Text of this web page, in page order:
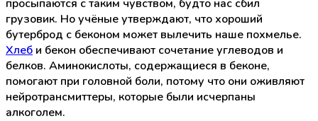
просыпаются с таким чувством, будто нас сбил
грузовик. Но учёные утверждают, что хороший
бутерброд с беконом может вылечить наше похмелье.
Хлеб и бекон обеспечивают сочетание углеводов и
белков. Аминокислоты, содержащиеся в беконе,
помогают при головной боли, потому что они оживляют
нейротрансмиттеры, которые были исчерпаны
алкоголем.